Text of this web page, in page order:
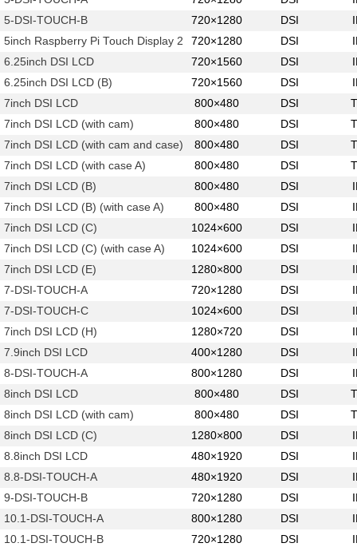
5-DSI-TOUCH-B
720×1280 DSI
5inch Raspberry Pi Touch Display 2
720×1280 DSI
6.25inch DSI LCD
720×1560 DSI
6.25inch DSI LCD (B)
720×1560 DSI
7inch DSI LCD
800×480 DSI
7inch DSI LCD (with cam)
800×480 DSI
7inch DSI LCD (with cam and case)
800×480 DSI
7inch DSI LCD (with case A)
800×480 DSI
7inch DSI LCD (B)
800×480 DSI
7inch DSI LCD (B) (with case A)
800×480 DSI
7inch DSI LCD (C)
1024×600 DSI
7inch DSI LCD (C) (with case A)
1024×600 DSI
7inch DSI LCD (E)
1280×800 DSI
7-DSI-TOUCH-A
720×1280 DSI
7-DSI-TOUCH-C
1024×600 DSI
7inch DSI LCD (H)
1280×720 DSI
7.9inch DSI LCD
400×1280 DSI
8-DSI-TOUCH-A
800×1280 DSI
8inch DSI LCD
800×480 DSI
8inch DSI LCD (with cam)
800×480 DSI
8inch DSI LCD (C)
1280×800 DSI
8.8inch DSI LCD
480×1920 DSI
8.8-DSI-TOUCH-A
480×1920 DSI
9-DSI-TOUCH-B
720×1280 DSI
10.1-DSI-TOUCH-A
800×1280 DSI
10.1-DSI-TOUCH-B
720×1280 DSI